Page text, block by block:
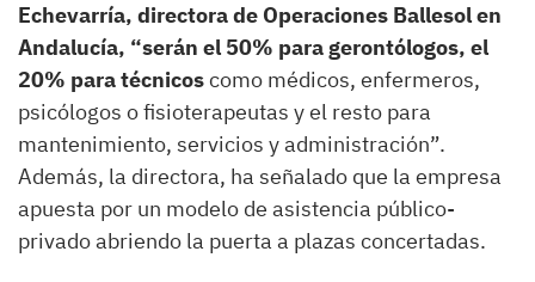
Echevarría, directora de Operaciones Ballesol en
Andalucía, “serán el 50% para gerontólogos, el
20% para técnicoscomo médicos, enfermeros,
psicólogos o fisioterapeutas y el resto para
mantenimiento, servicios y administración”.
Además, la directora, ha señalado que la empresa
apuesta por un modelo de asistencia público-
privado abriendo la puerta a plazas concertadas.